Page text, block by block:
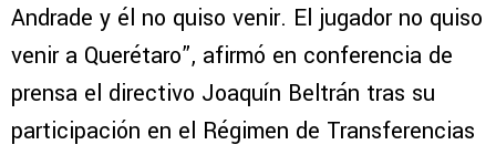
Andrade y él no quiso venir. El jugador no quiso
venir a Querétaro”, afirmó en conferencia de
prensa el directivo Joaquín Beltrán tras su
participación en el Régimen de Transferencias